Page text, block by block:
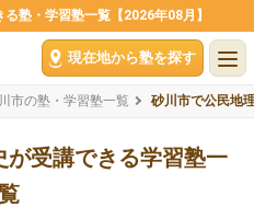
塾・学習塾一覧【2026年08月】
現在地から塾を探す
市の塾・学習塾一覧 砂川市で公民地
受講できる学習塾一
覧